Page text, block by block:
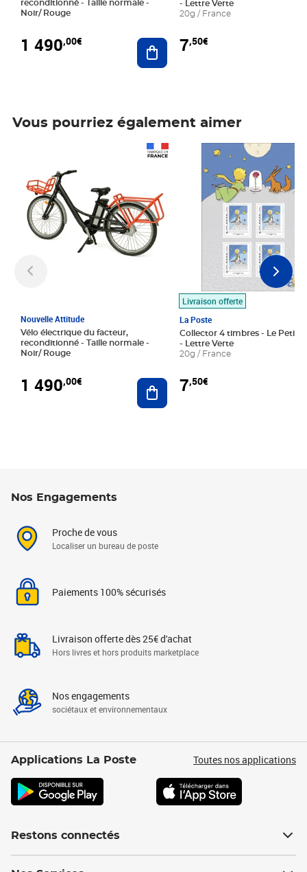
reconditionné - Taille normale -
Noir/ Rouge
1 490,00€ Ajouter au panier
- Lettre Verte
20g / France
7,50€
Vous pourriez également aimer
Nouvelle Attitude
Vélo électrique du facteur,
reconditionné - Taille normale -
Noir/ Rouge
1 490,00€ Ajouter au panier
Livraison offerte
La Poste
Collector 4 timbres - Le Petit
- Lettre Verte
20g / France
7,50€
Prix 7,50€
Nos Engagements
Proche de vous
Localiser un bureau de poste
Paiements 100% sécurisés
Livraison offerte dès 25€ d'achat
Hors livres et hors produits marketplace
Nos engagements
sociétaux et environnementaux
Applications La Poste Toutes nos applications
Restons connectés